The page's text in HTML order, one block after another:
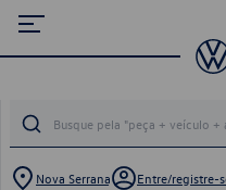
Nova Serrana Entre/registre-